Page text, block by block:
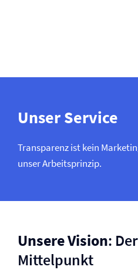
Unser Service
Transparenz ist kein
unser Arbeitsprinzip.
Unsere Vision:
Mittelpunkt